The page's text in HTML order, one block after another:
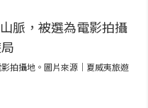
拍攝地。圖片來源｜夏威夷旅遊